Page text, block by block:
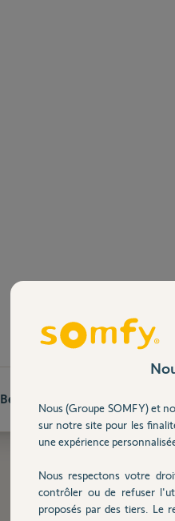
Bénéfices
Nous (Groupe SOMFY) et
sur notre site pour les
une expérience
Nous respectons votre
contrôler ou de refuser
proposés par des tiers. Le